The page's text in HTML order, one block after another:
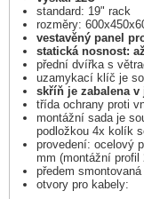
standard: 19" rack
rozměry:
vestavěný panel
statická nosnost:
přední dvířka s
uzamykací klíč je
skříň je zabalena v
třída ochrany proti
montážní sada je
podložkou 4x kolík
provedení: ocelový
mm (montážní profil
předem
otvory pro kabely: